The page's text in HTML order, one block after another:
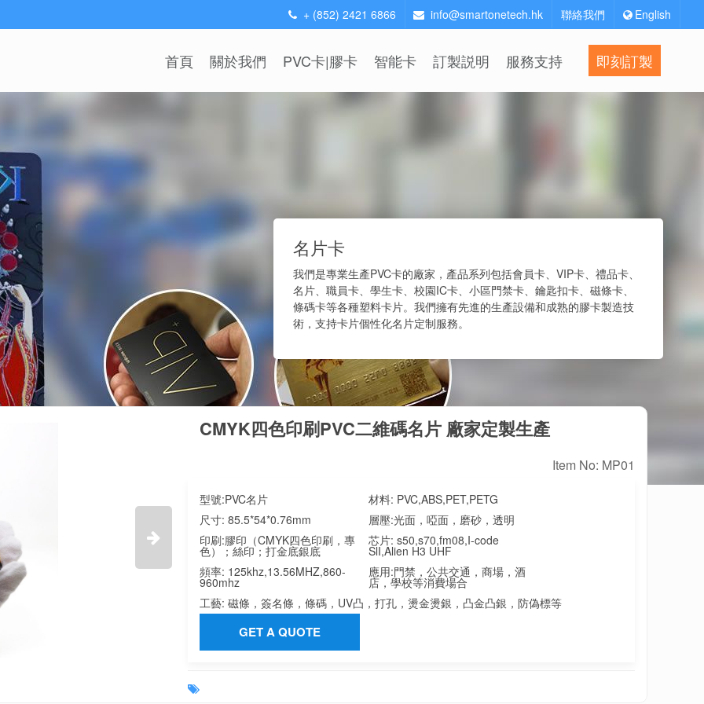
+ (852) 2421 6866 info@smartonetech.hk 聯絡我們 English
首頁 關於我們 PVC卡|膠卡 智能卡 訂製説明 服務支持 即刻訂製
名片卡
我們是專業生產PVC卡的廠家，產品系列包括會員卡、VIP卡、禮品卡、
名片、職員卡、學生卡、校園IC卡、小區門禁卡、鑰匙扣卡、磁條卡、
條碼卡等各種塑料卡片。我們擁有先進的生產設備和成熟的膠卡製造技
術，支持卡片個性化名片定制服務。

CMYK四色印刷PVC二維碼名片 廠家定製生產
Item No: MP01
型號:PVC名片 材料: PVC,ABS,PET,PETG
尺寸: 85.5*54*0.76mm 層壓:光面，啞面，磨砂，透明
印刷:膠印（CMYK四色印刷，專
色）；絲印；打金底銀底
芯片: s50,s70,fm08,I-code
SlI,Alien H3 UHF
頻率: 125khz,13.56MHZ,860-
960mhz
應用:門禁，公共交通，商場，酒
店，學校等消費場合
工藝: 磁條，簽名條，條碼，UV凸，打孔，燙金燙銀，凸金凸銀，防偽標等
GET A QUOTE